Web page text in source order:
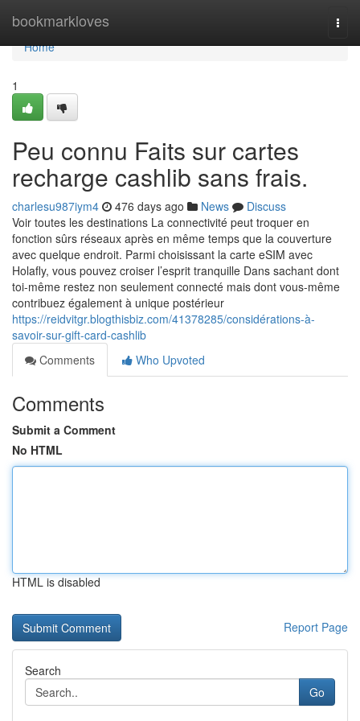
bookmarkloves
Home
Home
1
Peu connu Faits sur cartes
recharge cashlib sans frais.
charlesu987iym4 476 days ago News
Discuss
Voir toutes les destinations La connectivité peut troquer en
fonction sûrs réseaux après en même temps que la couverture
avec quelque endroit. Parmi choisissant la carte eSIM avec
Holafly, vous pouvez croiser l’esprit tranquille Dans sachant dont
toi-même restez non seulement connecté mais dont vous-même
contribuez également à unique postérieur
https://reidvitgr.blogthisbiz.com/41378285/considérations-à-
savoir-sur-gift-card-cashlib
Comments
Who Upvoted
Comments
Submit a Comment
No HTML
HTML is disabled
Report Page
Search
Go